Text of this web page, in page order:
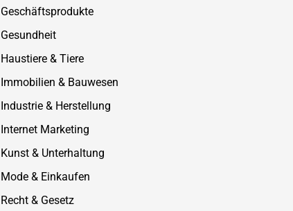
Geschäftsprodukte
Gesundheit
Haustiere & Tiere
Immobilien & Bauwesen
Industrie & Herstellung
Internet Marketing
Kunst & Unterhaltung
Mode & Einkaufen
Recht & Gesetz